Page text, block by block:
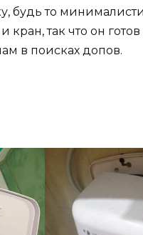
будь то
так что он
в поисках допов.